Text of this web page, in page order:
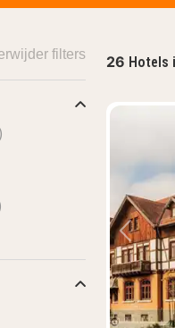
26 Hotels
filters